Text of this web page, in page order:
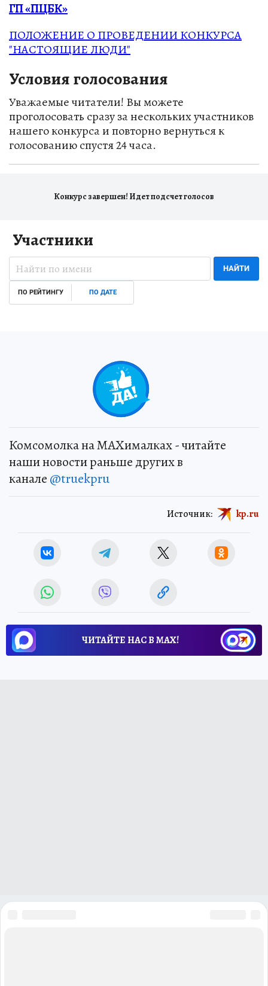
ГП «ПЦБК»
ПОЛОЖЕНИЕ О ПРОВЕДЕНИИ КОНКУРСА
"НАСТОЯЩИЕ ЛЮДИ"
Условия голосования
Уважаемые читатели! Вы можете
проголосовать сразу за нескольких участников
нашего конкурса и повторно вернуться к
голосованию спустя 24 часа.
Конкурс завершен! Идет подсчет голосов
Участники
НАЙТИ
ПО РЕЙТИНГУ ПО ДАТЕ
Комсомолка на MAXималках - читайте
наши новости раньше других в
канале @truekpru
Источник: kp.ru
ЧИТАЙТЕ НАС В МАХ!